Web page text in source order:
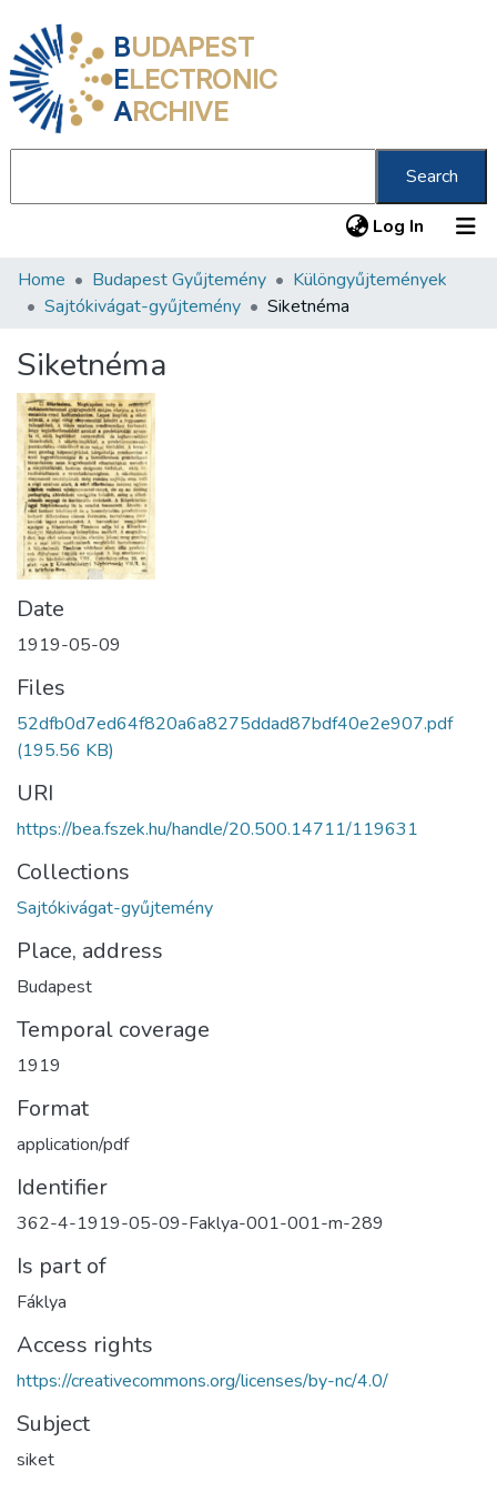
BUDAPEST
ELECTRONIC
ARCHIVE
Search
Log In (current)
Communities & Collections
Statistics
About us
Home Budapest Gyűjtemény
Különgyűjtemények
Sajtókivágat-gyűjtemény
Siketnéma
Siketnéma
Date
1919-05-09
Files
52dfb0d7ed64f820a6a8275ddad87bdf40e2e907.pdf
(195.56 KB)
URI
https://bea.fszek.hu/handle/20.500.14711/119631
Collections
Sajtókivágat-gyűjtemény
Place, address
Budapest
Temporal coverage
1919
Format
application/pdf
Identifier
362-4-1919-05-09-Faklya-001-001-m-289
Is part of
Fáklya
Access rights
https://creativecommons.org/licenses/by-nc/4.0/
Subject
siket